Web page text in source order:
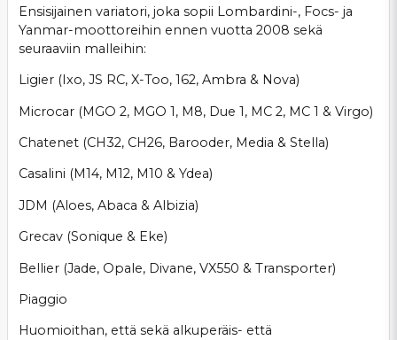
Ensisijainen variatori, joka sopii Lombardini-, Focs- ja
Yanmar-moottoreihin ennen vuotta 2008 sekä
seuraaviin malleihin:
Ligier (Ixo, JS RC, X-Too, 162, Ambra & Nova)
Microcar (MGO 2, MGO 1, M8, Due 1, MC 2, MC 1 & Virgo)
Chatenet (CH32, CH26, Barooder, Media & Stella)
Casalini (M14, M12, M10 & Ydea)
JDM (Aloes, Abaca & Albizia)
Grecav (Sonique & Eke)
Bellier (Jade, Opale, Divane, VX550 & Transporter)
Piaggio
Huomioithan, että sekä alkuperäis- että